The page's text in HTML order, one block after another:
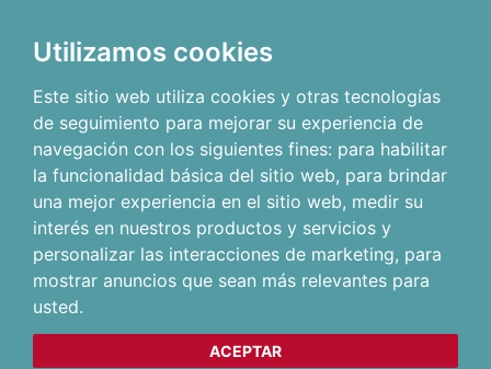
Utilizamos cookies
Este sitio web utiliza cookies y otras tecnologías
de seguimiento para mejorar su experiencia de
navegación con los siguientes fines: para habilitar
la funcionalidad básica del sitio web, para brindar
una mejor experiencia en el sitio web, medir su
interés en nuestros productos y servicios y
personalizar las interacciones de marketing, para
mostrar anuncios que sean más relevantes para
usted.
ACEPTAR